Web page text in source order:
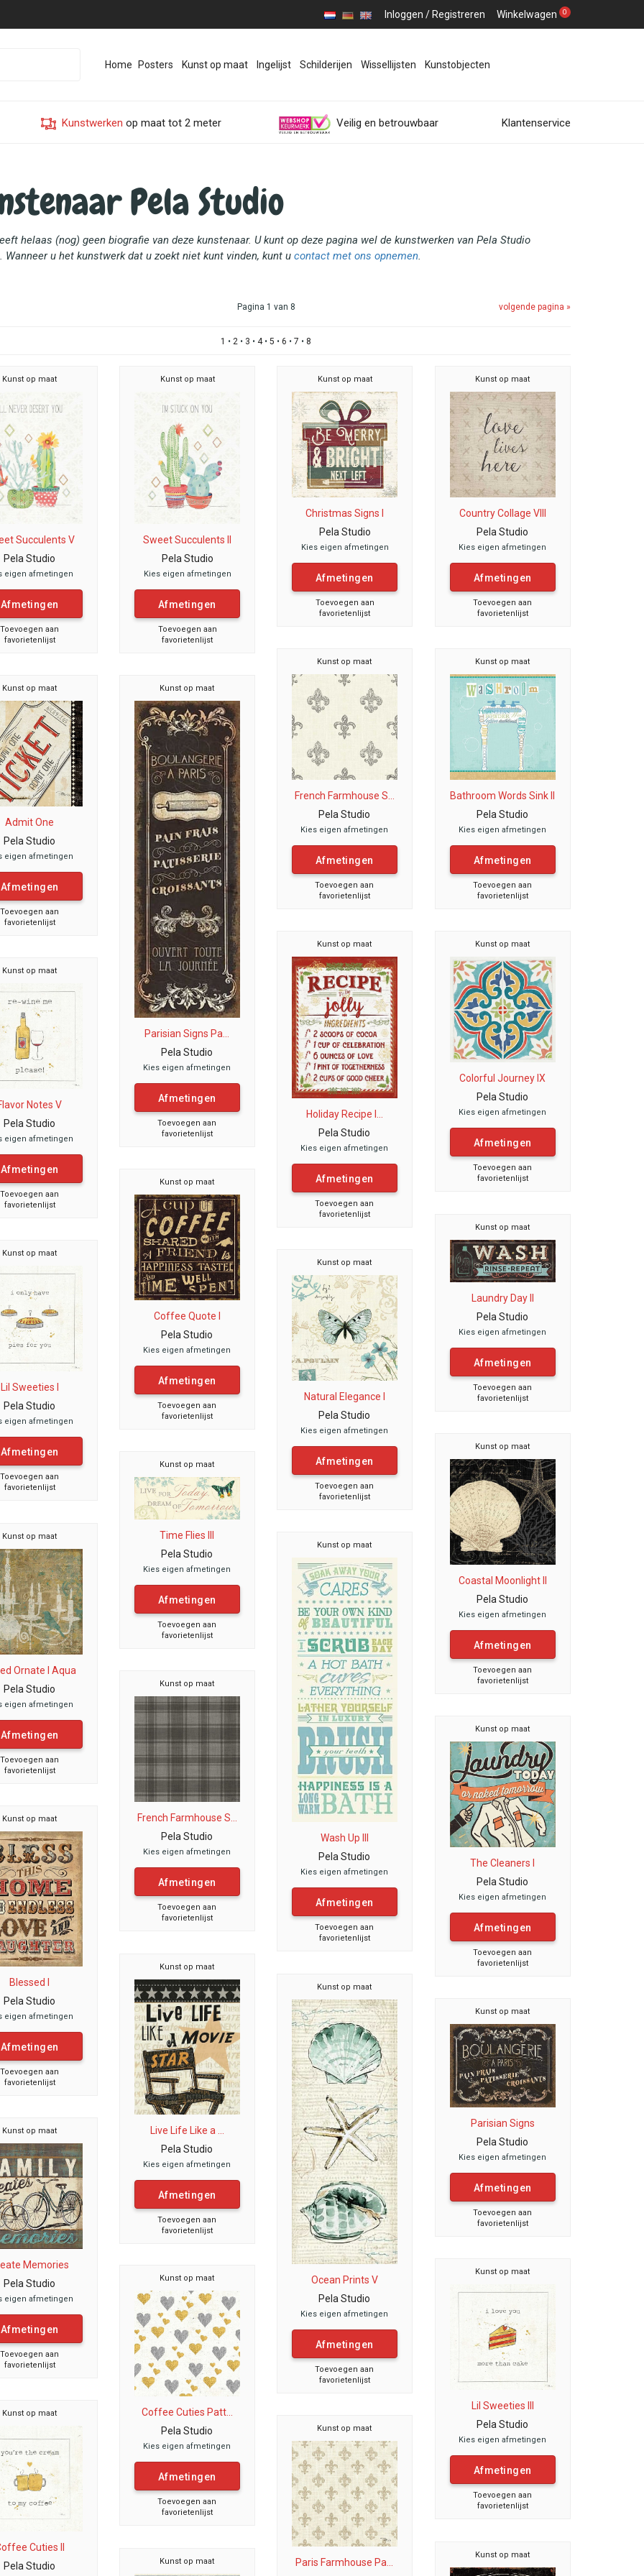
Inloggen / Registreren Winkelwagen 0
Home Posters Kunst op maat Ingelijst Schilderijen Wissellijsten Kunstobjecten
Kunstwerken op maat tot 2 meter Veilig en betrouwbaar Klantenservice
Pela Studio
helaas (nog) geen biografie van deze kunstenaar. U kunt op deze pagina wel de kunstwerken van Pela Studio
Wanneer u het kunstwerk dat u zoekt niet kunt vinden, kunt u contact met ons opnemen.
Pagina 1 van 8 volgende pagina »
1 •2 • 3 • 4•5 •6 •7 • 8
Kunst op maat
Succulents V
Pela Studio
eigen afmetingen
Afmetingen
Toevoegen aan
favorietenlijst
Kunst op maat
Sweet Succulents II
Pela Studio
Kies eigen afmetingen
Afmetingen
Toevoegen aan
favorietenlijst
Kunst op maat
Christmas Signs I
Pela Studio
Kies eigen afmetingen
Afmetingen
Toevoegen aan
favorietenlijst
Kunst op maat
Country Collage VIII
Pela Studio
Kies eigen afmetingen
Afmetingen
Toevoegen aan
favorietenlijst
Kunst op maat
French Farmhouse S...
Pela Studio
Kies eigen afmetingen
Afmetingen
Toevoegen aan
favorietenlijst
Kunst op maat
Bathroom Words Sink II
Pela Studio
Kies eigen afmetingen
Afmetingen
Toevoegen aan
favorietenlijst
Kunst op maat
Admit One
Pela Studio
eigen afmetingen
Afmetingen
Toevoegen aan
favorietenlijst
Kunst op maat
Parisian Signs Pa...
Pela Studio
Kies eigen afmetingen
Afmetingen
Toevoegen aan
favorietenlijst
Kunst op maat
Holiday Recipe I...
Pela Studio
Kies eigen afmetingen
Afmetingen
Toevoegen aan
favorietenlijst
Kunst op maat
Colorful Journey IX
Pela Studio
Kies eigen afmetingen
Afmetingen
Toevoegen aan
favorietenlijst
Kunst op maat
Notes V
Pela Studio
eigen afmetingen
Afmetingen
Toevoegen aan
favorietenlijst
Kunst op maat
Coffee Quote I
Pela Studio
Kies eigen afmetingen
Afmetingen
Toevoegen aan
favorietenlijst
Kunst op maat
Laundry Day II
Pela Studio
Kies eigen afmetingen
Afmetingen
Toevoegen aan
favorietenlijst
Kunst op maat
Lil Sweeties I
Pela Studio
eigen afmetingen
Afmetingen
Toevoegen aan
favorietenlijst
Kunst op maat
Natural Elegance I
Pela Studio
Kies eigen afmetingen
Afmetingen
Toevoegen aan
favorietenlijst
Kunst op maat
Coastal Moonlight II
Pela Studio
Kies eigen afmetingen
Afmetingen
Toevoegen aan
favorietenlijst
Kunst op maat
Time Flies III
Pela Studio
Kies eigen afmetingen
Afmetingen
Toevoegen aan
favorietenlijst
Kunst op maat
Ornate I Aqua
Pela Studio
eigen afmetingen
Afmetingen
Toevoegen aan
favorietenlijst
Kunst op maat
Wash Up III
Pela Studio
Kies eigen afmetingen
Afmetingen
Toevoegen aan
favorietenlijst
Kunst op maat
French Farmhouse S...
Pela Studio
Kies eigen afmetingen
Afmetingen
Toevoegen aan
favorietenlijst
Kunst op maat
The Cleaners I
Pela Studio
Kies eigen afmetingen
Afmetingen
Toevoegen aan
favorietenlijst
Kunst op maat
Blessed I
Pela Studio
eigen afmetingen
Afmetingen
Toevoegen aan
favorietenlijst
Kunst op maat
Live Life Like a ...
Pela Studio
Kies eigen afmetingen
Afmetingen
Toevoegen aan
favorietenlijst
Kunst op maat
Ocean Prints V
Pela Studio
Kies eigen afmetingen
Afmetingen
Toevoegen aan
favorietenlijst
Kunst op maat
Parisian Signs
Pela Studio
Kies eigen afmetingen
Afmetingen
Toevoegen aan
favorietenlijst
Kunst op maat
Memories
Pela Studio
eigen afmetingen
Afmetingen
Toevoegen aan
favorietenlijst
Kunst op maat
Lil Sweeties III
Pela Studio
Kies eigen afmetingen
Afmetingen
Toevoegen aan
favorietenlijst
Kunst op maat
Coffee Cuties Patt...
Pela Studio
Kies eigen afmetingen
Afmetingen
Toevoegen aan
favorietenlijst
Kunst op maat
Cuties II
Pela Studio
Kunst op maat
Paris Farmhouse Pa...
Kunst op maat
Kunst op maat